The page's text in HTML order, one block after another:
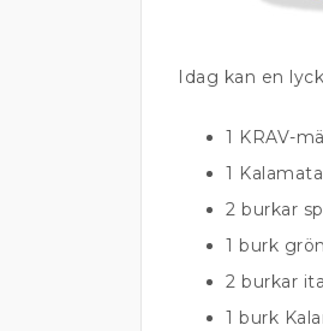
Idag kan en
1 KRAV-
1
2 burkar
1 burk
2 burkar
1 burk